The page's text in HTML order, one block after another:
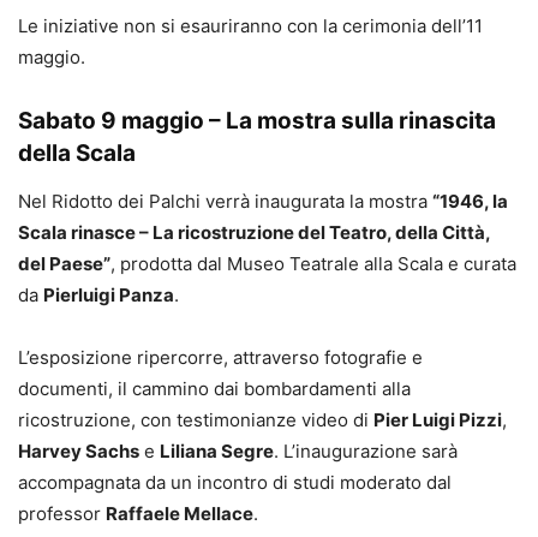
Le iniziative non si esauriranno con la cerimonia dell’11
maggio.
Sabato 9 maggio – La mostra sulla rinascita
della Scala
Nel Ridotto dei Palchi verrà inaugurata la mostra “1946, la
Scala rinasce – La ricostruzione del Teatro, della Città,
del Paese”, prodotta dal Museo Teatrale alla Scala e curata
da Pierluigi Panza.
L’esposizione ripercorre, attraverso fotografie e
documenti, il cammino dai bombardamenti alla
ricostruzione, con testimonianze video di Pier Luigi Pizzi,
Harvey Sachs e Liliana Segre. L’inaugurazione sarà
accompagnata da un incontro di studi moderato dal
professor Raffaele Mellace.